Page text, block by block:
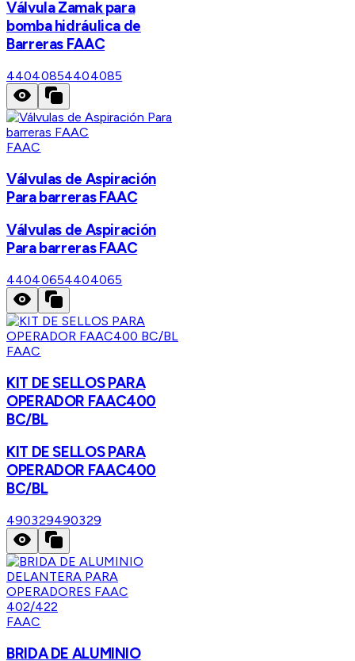
Válvula Zamak para
bomba hidráulica de
Barreras FAAC
44040854404085
FAAC
Válvulas de Aspiración
Para barreras FAAC
Válvulas de Aspiración
Para barreras FAAC
44040654404065
FAAC
KIT DE SELLOS PARA
OPERADOR FAAC400
BC/BL
KIT DE SELLOS PARA
OPERADOR FAAC400
BC/BL
490329490329
FAAC
BRIDA DE ALUMINIO